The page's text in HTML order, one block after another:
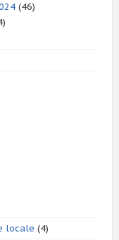
(46)
locale (4)